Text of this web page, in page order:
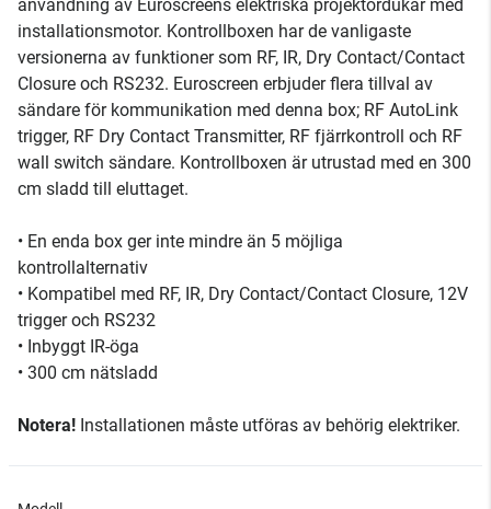
användning av Euroscreens elektriska projektordukar med
installationsmotor. Kontrollboxen har de vanligaste
versionerna av funktioner som RF, IR, Dry Contact/Contact
Closure och RS232. Euroscreen erbjuder flera tillval av
sändare för kommunikation med denna box; RF AutoLink
trigger, RF Dry Contact Transmitter, RF fjärrkontroll och RF
wall switch sändare. Kontrollboxen är utrustad med en 300
cm sladd till eluttaget.
• En enda box ger inte mindre än 5 möjliga
kontrollalternativ
• Kompatibel med RF, IR, Dry Contact/Contact Closure, 12V
trigger och RS232
• Inbyggt IR-öga
• 300 cm nätsladd
Notera! Installationen måste utföras av behörig elektriker.